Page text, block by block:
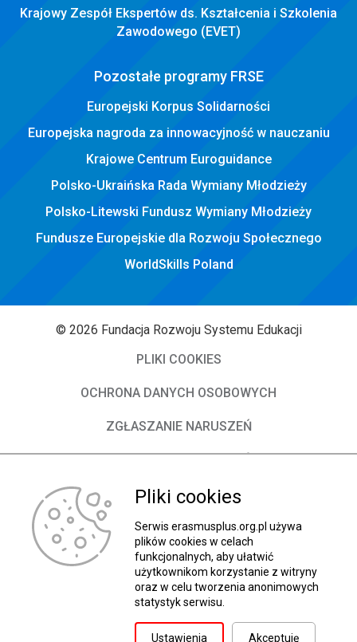
Krajowy Zespół Ekspertów ds. Kształcenia i Szkolenia
Zawodowego (EVET)
Pozostałe programy FRSE
Europejski Korpus Solidarności
Europejska nagroda za innowacyjność w nauczaniu
Krajowe Centrum Euroguidance
Polsko-Ukraińska Rada Wymiany Młodzieży
Polsko-Litewski Fundusz Wymiany Młodzieży
Fundusze Europejskie dla Rozwoju Społecznego
WorldSkills Poland
© 2026 Fundacja Rozwoju Systemu Edukacji
PLIKI COOKIES
OCHRONA DANYCH OSOBOWYCH
ZGŁASZANIE NARUSZEŃ
DEKLARACJA DOSTĘPNOŚCI
O Fundacji
Władze FRSE
Kontakt
BIP
Wróć do góry
Pliki cookies
Serwis erasmusplus.org.pl używa
plików cookies w celach
funkcjonalnych, aby ułatwić
użytkownikom korzystanie z witryny
oraz w celu tworzenia anonimowych
statystyk serwisu.
Ustawienia Akceptuję